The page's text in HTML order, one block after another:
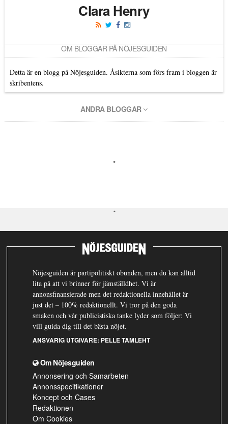
Clara Henry
OM BLOGGAR PÅ NÖJESGUIDEN
Detta är en blogg på Nöjesguiden. Åsikterna som förs fram i bloggen är
skribentens.
ANDRA BLOGGAR
Nöjesguiden är partipolitiskt obunden, men du kan alltid
lita på att vi brinner för jämställdhet. Vi är
annonsfinansierade men det redaktionella innehållet är
just det – 100% redaktionellt. Vi tror på den goda
smaken och vår publicistiska tanke lyder som följer: Vi
vill guida dig till det bästa nöjet.
ANSVARIG UTGIVARE: PELLE TAMLEHT
Om Nöjesguiden
Annonsering och Samarbeten
Annonsspecifikationer
Koncept och Cases
Redaktionen
Om Cookies